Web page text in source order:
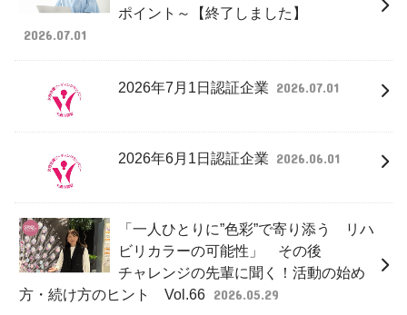
ポイント～【終了しました】
2026.07.01
2026年7月1日認証企業 2026.07.01
2026年6月1日認証企業 2026.06.01
「一人ひとりに”色彩”で寄り添う リハ
ビリカラーの可能性」 その後
チャレンジの先輩に聞く！活動の始め
方・続け方のヒント Vol.66 2026.05.29